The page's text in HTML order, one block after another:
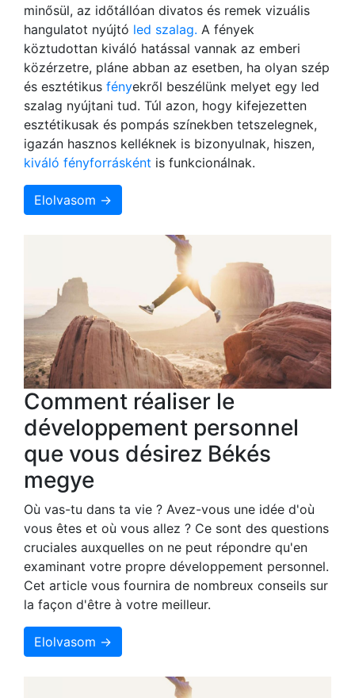
minősül, az időtállóan divatos és remek vizuális
hangulatot nyújtó led szalag. A fények
köztudottan kiváló hatással vannak az emberi
közérzetre, pláne abban az esetben, ha olyan szép
és esztétikus fényekről beszélünk melyet egy led
szalag nyújtani tud. Túl azon, hogy kifejezetten
esztétikusak és pompás színekben tetszelegnek,
igazán hasznos kelléknek is bizonyulnak, hiszen,
kiváló fényforrásként is funkcionálnak.
Elolvasom →
Comment réaliser le
développement personnel
que vous désirez Békés
megye
Où vas-tu dans ta vie ? Avez-vous une idée d'où
vous êtes et où vous allez ? Ce sont des questions
cruciales auxquelles on ne peut répondre qu'en
examinant votre propre développement personnel.
Cet article vous fournira de nombreux conseils sur
la façon d'être à votre meilleur.
Elolvasom →